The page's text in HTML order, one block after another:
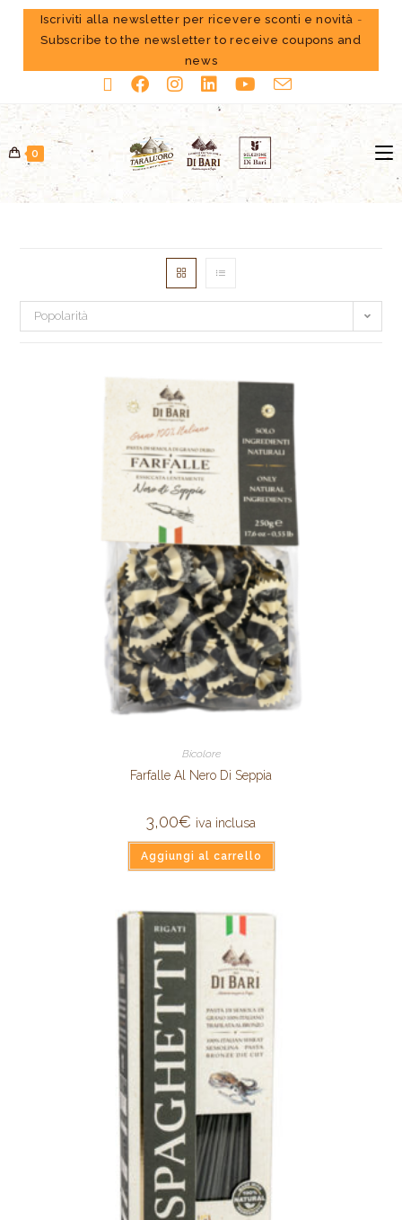
Iscriviti alla newsletter per ricevere sconti e novità -
Subscribe to the newsletter to receive coupons and
news
0
Popolarità
Bicolore
Farfalle Al Nero Di Seppia
3,00€ iva inclusa
Aggiungi al carrello